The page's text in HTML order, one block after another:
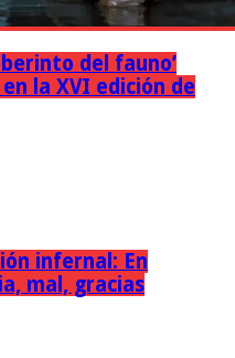
del fauno’
la XVI edición de
infernal: En
mal, gracias